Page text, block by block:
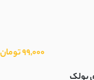
99,000 تومان